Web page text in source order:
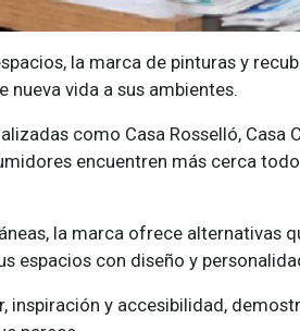
la marca de pinturas y
vida a sus ambientes.
como Casa Rosselló, Casa
encuentren más cerca
la marca ofrece alternativas
espacios con diseño y
y accesibilidad,